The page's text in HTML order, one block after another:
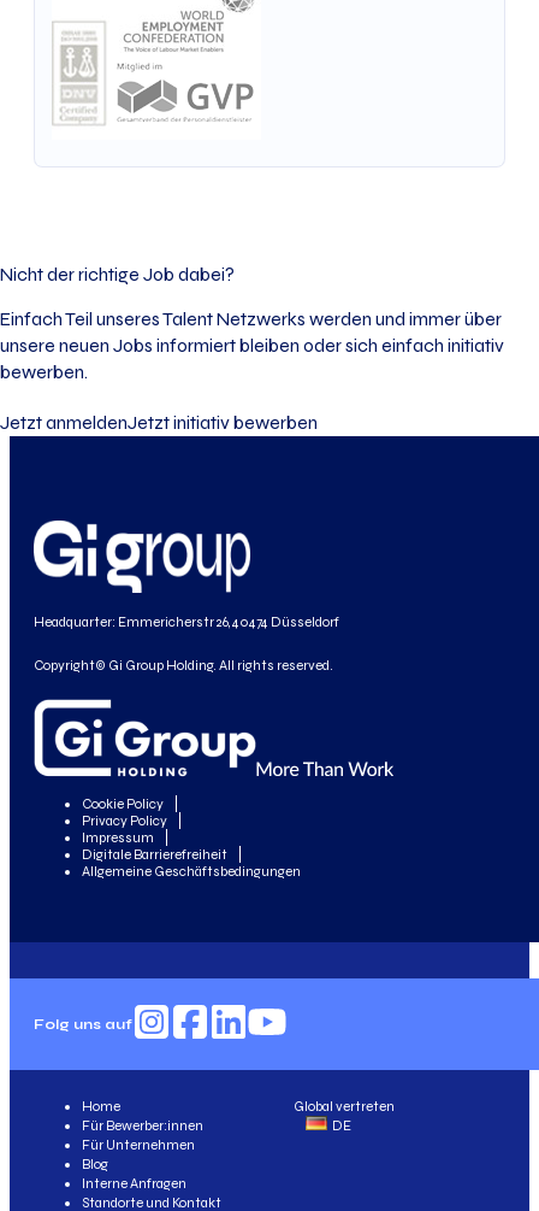
Nicht der richtige Job dabei?
Einfach Teil unseres Talent Netzwerks werden und immer über
unsere neuen Jobs informiert bleiben oder sich einfach initiativ
bewerben.
Jetzt anmeldenJetzt initiativ bewerben
Headquarter: Emmericherstr 26, 40474 Düsseldorf
Copyright© Gi Group Holding. All rights reserved.
Cookie Policy
Privacy Policy
Impressum
Digitale Barrierefreiheit
Allgemeine Geschäftsbedingungen
Folg uns auf
Global vertreten
DE
Home
Für Bewerber:innen
Für Unternehmen
Blog
Interne Anfragen
Standorte und Kontakt